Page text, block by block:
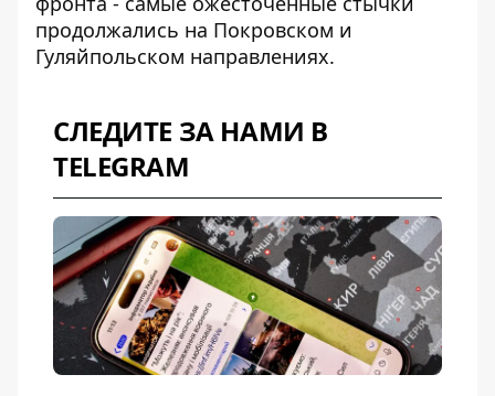
продолжались на Покровском и
Гуляйпольском направлениях.
СЛЕДИТЕ ЗА НАМИ В
TELEGRAM